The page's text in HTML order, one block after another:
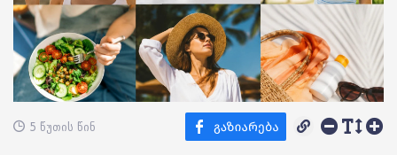
5 წუთის წინ